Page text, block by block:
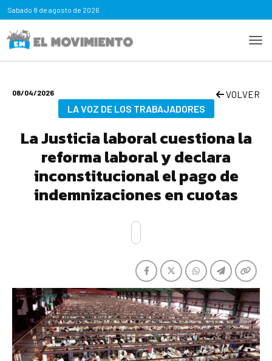
Sabado 8 de agosto de 2026
08/04/2026 VOLVER
LA VOZ DE LOS TRABAJADORES
La Justicia laboral cuestiona la
reforma laboral y declara
inconstitucional el pago de
indemnizaciones en cuotas